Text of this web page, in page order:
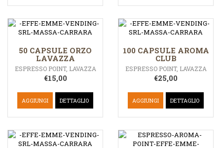
50 CAPSULE ORZO
LAVAZZA
ESPRESSO POINT, LAVAZZA
€15,00
AGGIUNGI DETTAGLIO
100 CAPSULE AROMA
CLUB
ESPRESSO POINT, LAVAZZA
€25,00
AGGIUNGI DETTAGLIO